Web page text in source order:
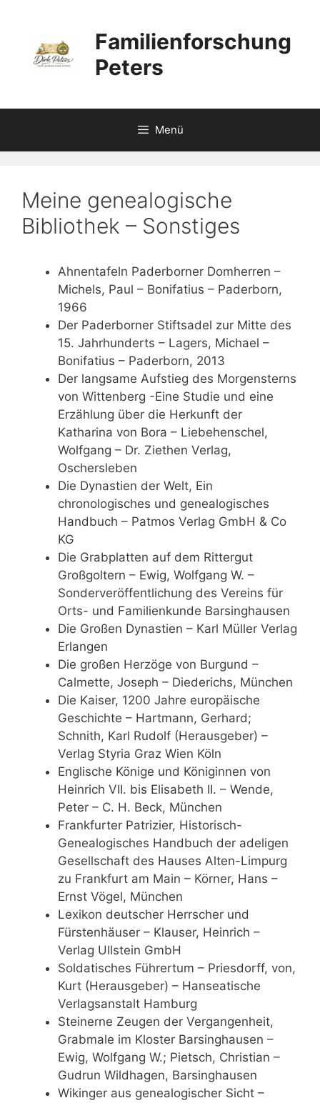
springen
Familienforschung
Peters
Menü
Meine genealogische
Bibliothek – Sonstiges
Ahnentafeln Paderborner Domherren –
Michels, Paul – Bonifatius – Paderborn,
1966
Der Paderborner Stiftsadel zur Mitte des
15. Jahrhunderts – Lagers, Michael –
Bonifatius – Paderborn, 2013
Der langsame Aufstieg des Morgensterns
von Wittenberg -Eine Studie und eine
Erzählung über die Herkunft der
Katharina von Bora – Liebehenschel,
Wolfgang – Dr. Ziethen Verlag,
Oschersleben
Die Dynastien der Welt, Ein
chronologisches und genealogisches
Handbuch – Patmos Verlag GmbH & Co
KG
Die Grabplatten auf dem Rittergut
Großgoltern – Ewig, Wolfgang W. –
Sonderveröffentlichung des Vereins für
Orts- und Familienkunde Barsinghausen
Die Großen Dynastien – Karl Müller Verlag
Erlangen
Die großen Herzöge von Burgund –
Calmette, Joseph – Diederichs, München
Die Kaiser, 1200 Jahre europäische
Geschichte – Hartmann, Gerhard;
Schnith, Karl Rudolf (Herausgeber) –
Verlag Styria Graz Wien Köln
Englische Könige und Königinnen von
Heinrich VII. bis Elisabeth II. – Wende,
Peter – C. H. Beck, München
Frankfurter Patrizier, Historisch-
Genealogisches Handbuch der adeligen
Gesellschaft des Hauses Alten-Limpurg
zu Frankfurt am Main – Körner, Hans –
Ernst Vögel, München
Lexikon deutscher Herrscher und
Fürstenhäuser – Klauser, Heinrich –
Verlag Ullstein GmbH
Soldatisches Führertum – Priesdorff, von,
Kurt (Herausgeber) – Hanseatische
Verlagsanstalt Hamburg
Steinerne Zeugen der Vergangenheit,
Grabmale im Kloster Barsinghausen –
Ewig, Wolfgang W.; Pietsch, Christian –
Gudrun Wildhagen, Barsinghausen
Wikinger aus genealogischer Sicht –